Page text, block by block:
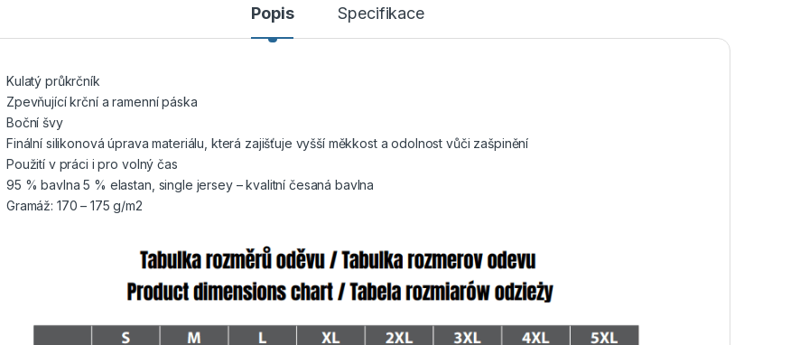
Popis Specifikace
Kulatý průkrčník
Zpevňující krční a ramenní páska
Boční švy
Finální silikonová úprava materiálu, která zajišťuje vyšší měkkost a odolnost vůči zašpinění
Použití v práci i pro volný čas
95 % bavlna 5 % elastan, single jersey – kvalitní česaná bavlna
Gramáž: 170 – 175 g/m2